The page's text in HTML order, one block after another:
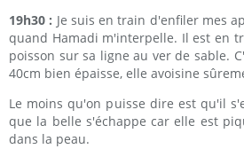
19h30 : Je suis en train d'enfiler mes
quand Hamadi m'interpelle. Il est en
poisson sur sa ligne au ver de sable.
40cm bien épaisse, elle avoisine
Le moins qu'on puisse dire est qu'il
que la belle s'échappe car elle est
dans la peau.